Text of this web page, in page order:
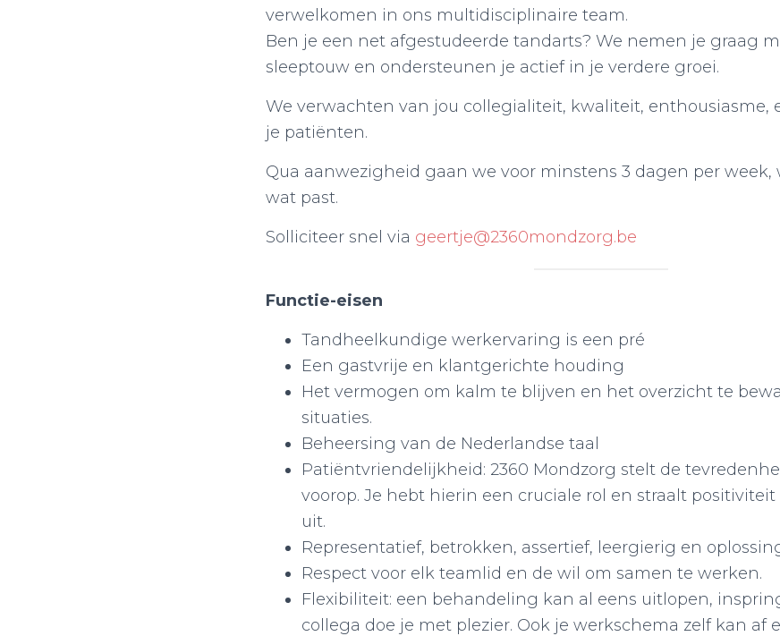
verwelkomen in ons multidisciplinaire team.
Ben je een net afgestudeerde tandarts? We nemen je graag
sleeptouw en ondersteunen je actief in je verdere groei.
We verwachten van jou collegialiteit, kwaliteit, enthousiasme,
je patiënten.
Qua aanwezigheid gaan we voor minstens 3 dagen per week,
wat past.
Solliciteer snel via geertje@2360mondzorg.be
Functie-eisen
Tandheelkundige werkervaring is een pré
Een gastvrije en klantgerichte houding
Het vermogen om kalm te blijven en het overzicht te
situaties.
Beheersing van de Nederlandse taal
Patiëntvriendelijkheid: 2360 Mondzorg stelt de
voorop. Je hebt hierin een cruciale rol en straalt
uit.
Representatief, betrokken, assertief, leergierig en
Respect voor elk teamlid en de wil om samen te werken.
Flexibiliteit: een behandeling kan al eens uitlopen,
collega doe je met plezier. Ook je werkschema zelf kan af